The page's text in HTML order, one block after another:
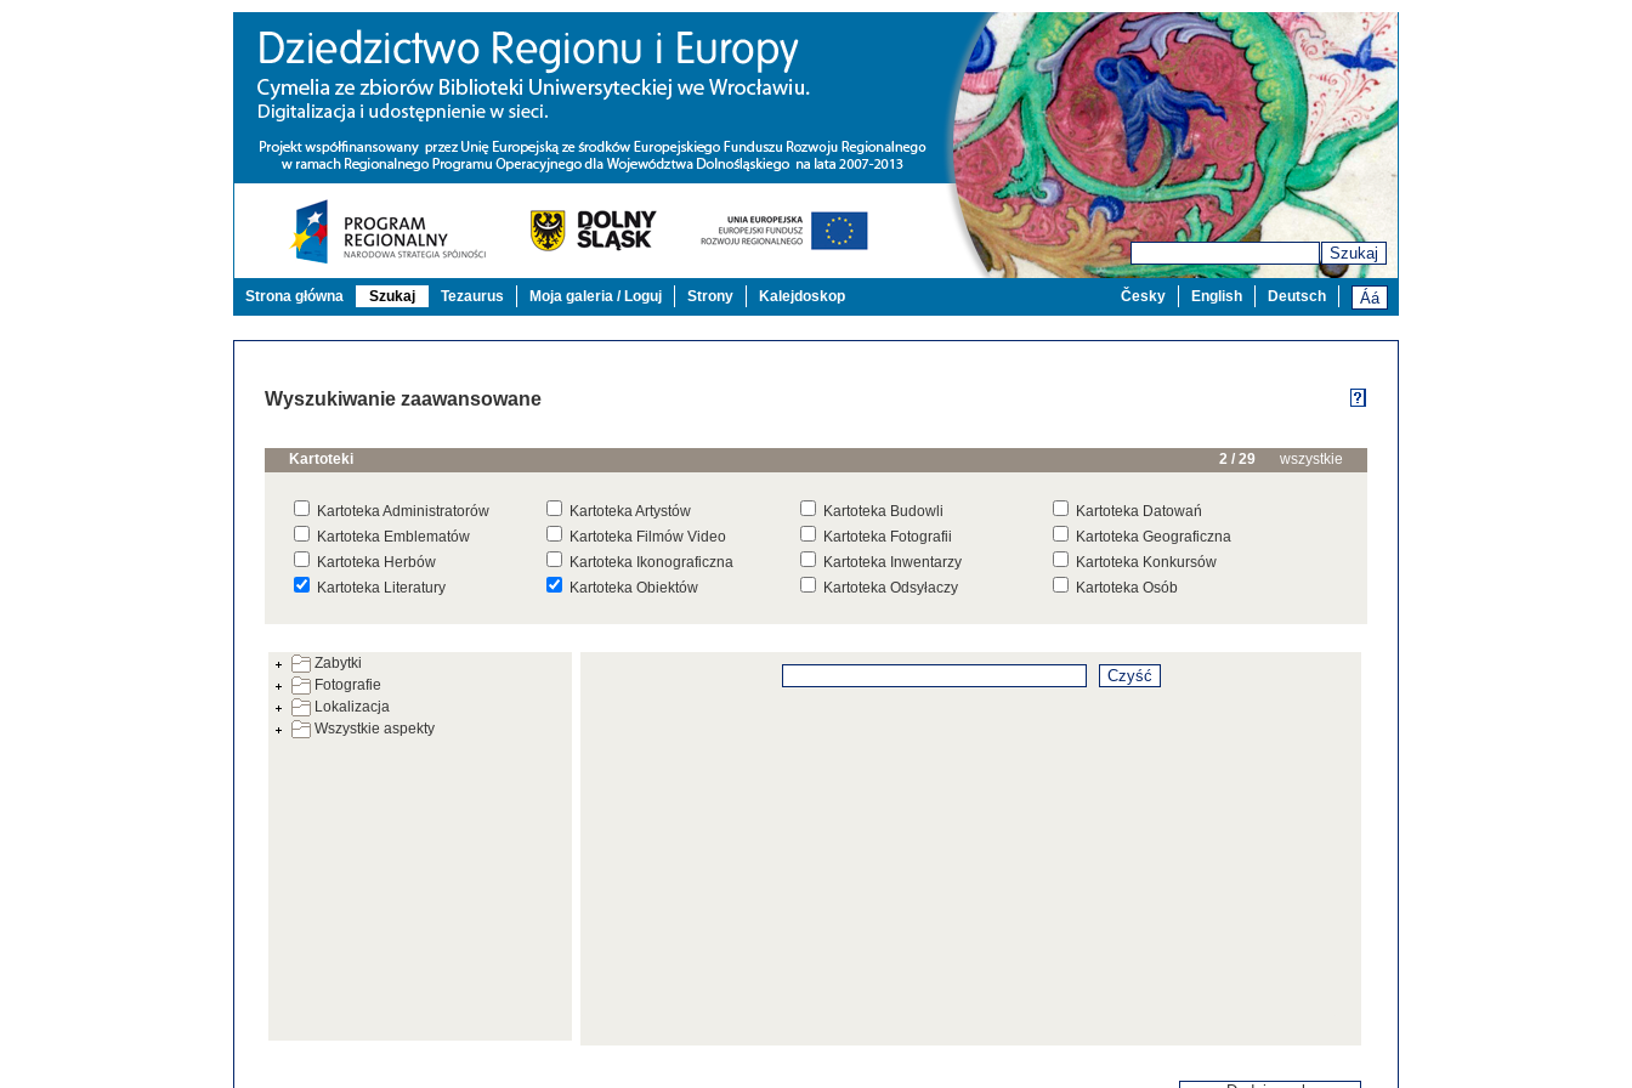
Szukaj
Strona główna Szukaj Tezaurus Moja galeria / Loguj Strony Kalejdoskop Deutsch
English
Česky
Wyszukiwanie zaawansowane
Kartoteki 2 / 29 wszystkie
Kartoteka Administratorów Kartoteka Artystów Kartoteka Budowli
Kartoteka Datowań
Kartoteka Emblematów
Kartoteka Filmów Video Kartoteka Fotografii
Kartoteka Geograficzna
Kartoteka Herbów
Kartoteka Ikonograficzna Kartoteka Inwentarzy
Kartoteka Konkursów
Kartoteka Literatury
Kartoteka Obiektów Kartoteka Odsyłaczy
Kartoteka Osób
Kartoteka Warsztatów
Kartoteka Wydarzeń Inwentarza
Kartoteka Wystaw
Kartoteka Zabytków
Kartoteka Znaków, Stempli i Punc Kartoteka Źródeł
Zabytki
Fotografie
Lokalizacja
Wszystkie aspekty